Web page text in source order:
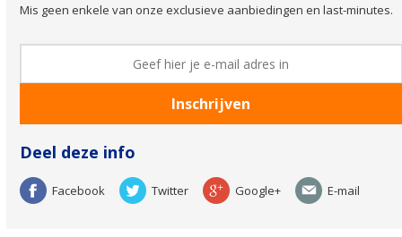
Mis geen enkele van onze exclusieve aanbiedingen en last-minutes.
Deel deze info
Facebook Twitter Google+ E-mail